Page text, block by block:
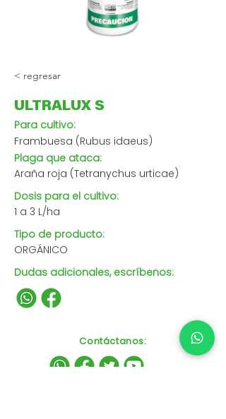
< regresar
ULTRALUX S
Para cultivo:
Frambuesa (Rubus idaeus)
Plaga que ataca:
Araña roja (Tetranychus urticae)
Dosis para el cultivo:
1 a 3 L/ha
Tipo de producto:
ORGÁNICO
Dudas adicionales, escríbenos:
Contáctanos: